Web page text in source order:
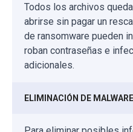
Todos los archivos
abrirse sin pagar un
de ransomware pueden
roban contraseñas e
adicionales.
ELIMINACIÓN DE